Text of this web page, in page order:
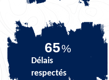
81%
Délais
respectés